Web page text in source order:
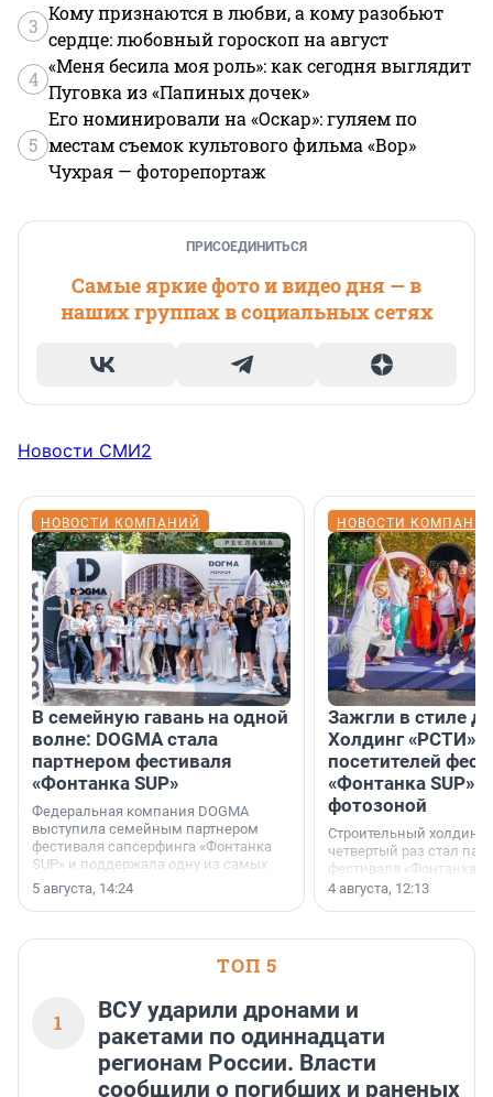
3
Кому признаются в любви, а кому разобьют
сердце: любовный гороскоп на август
4
«Меня бесила моя роль»: как сегодня выглядит
Пуговка из «Папиных дочек»
5
Его номинировали на «Оскар»: гуляем по
местам съемок культового фильма «Вор»
Чухрая — фоторепортаж
ПРИСОЕДИНИТЬСЯ
Самые яркие фото и видео дня — в
наших группах в социальных сетях
Новости СМИ2
НОВОСТИ КОМПАНИЙ
В семейную гавань на одной
волне: DOGMA стала
партнером фестиваля
«Фонтанка SUP»
Федеральная компания DOGMA
выступила семейным партнером
фестиваля сапсерфинга «Фонтанка
SUP» и поддержала одну из самых
ярких и романтичных номинаций —
«SUP-свадьба».
5 августа, 14:24
НОВОСТИ
Зажгли в стиле
Холдинг «РСТИ»
посетителей
«Фонтанка SUP»
фотозоной
Строительный холдинг
четвертый раз стал
фестиваля «Фонтанка
раз компания
посетителям
4 августа, 12:13
ТОП 5
1
ВСУ ударили дронами и
ракетами по одиннадцати
регионам России. Власти
сообщили о погибших и раненых